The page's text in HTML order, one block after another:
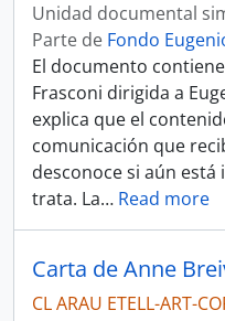
Unidad documental
Parte de Fondo
El documento
Frasconi dirigida a
explica que el
comunicación que
desconoce si aún
trata. La… Read more
CL ARAU ETELL-ART-